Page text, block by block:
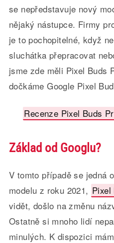
se nepředstavuje nový
nějaký nástupce. Firmy
je to pochopitelné, když
sluchátka přepracovat
jsme zde měli Pixel Buds
dočkáme Google Pixel
Recenze Pixel Buds
Základ od Googlu?
V tomto případě se jedná
modelu z roku 2021, Pixel
vidět, došlo na změnu
Ostatně si mnoho lidí
minulých. K dispozici